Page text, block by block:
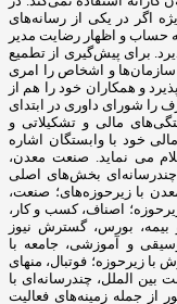
اگر در یکی از رسانه‌های
حساب و اظهار رضایت مدیر
برای پیش‌گیری از تطمیع
سازمان‌ها و اشخاص را امری
و همکاران خود را هم از
را شورای داوری در ابتدای
مالی و تشکیلاتی و
خود با وابستگان اشاره
می نماید. صنعت معدن،
بخش‌های اصلی
با زیرحوزه‌های؛ صنعت،
اصناف، کسب و کار،
بیمه، بورس، گسترش نیوز
و آموزشی، جامعه با
زیرحوزه؛ فوتبال، منهای
الملل، چندرسانه‌ای با
از جمله زمینه‌های فعالیت